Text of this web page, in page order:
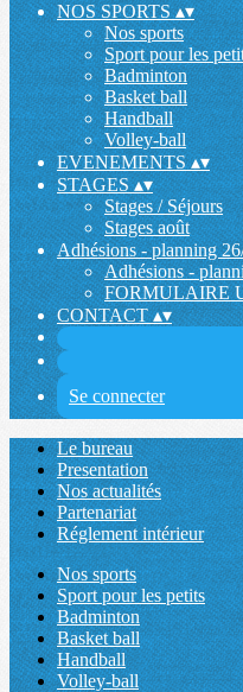
NOS SPORTS▴▾
Nos sports
Sport pour les
Badminton
Basket ball
Handball
Volley-ball
EVENEMENTS▴▾
STAGES▴▾
Stages / Séjours
Stages août
Adhésions - planning
Adhésions -
FORMULAIRE
CONTACT▴▾
Se connecter
Le bureau
Presentation
Nos actualités
Partenariat
Réglement intérieur
Nos sports
Sport pour les petits
Badminton
Basket ball
Handball
Volley-ball